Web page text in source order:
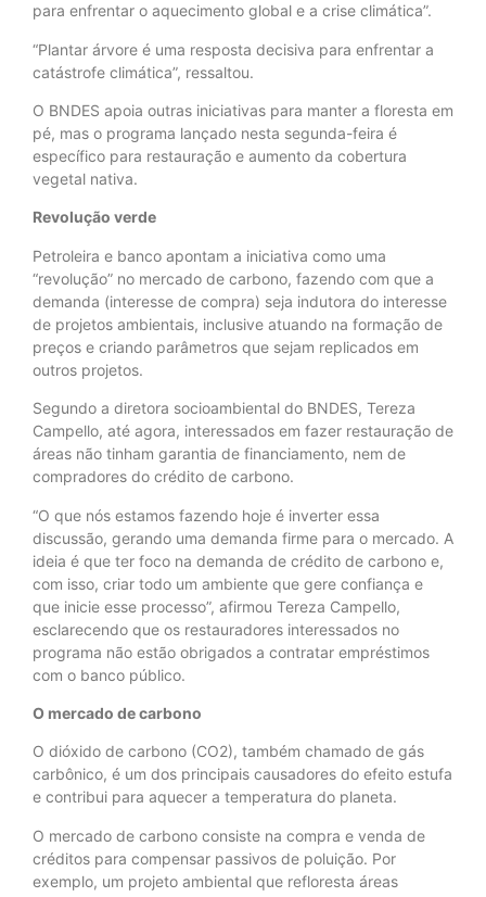
para enfrentar o aquecimento global e a crise climática”.
“Plantar árvore é uma resposta decisiva para enfrentar a
catástrofe climática”, ressaltou.
O BNDES apoia outras iniciativas para manter a floresta em
pé, mas o programa lançado nesta segunda-feira é
específico para restauração e aumento da cobertura
vegetal nativa.
Revolução verde
Petroleira e banco apontam a iniciativa como uma
“revolução” no mercado de carbono, fazendo com que a
demanda (interesse de compra) seja indutora do interesse
de projetos ambientais, inclusive atuando na formação de
preços e criando parâmetros que sejam replicados em
outros projetos.
Segundo a diretora socioambiental do BNDES, Tereza
Campello, até agora, interessados em fazer restauração de
áreas não tinham garantia de financiamento, nem de
compradores do crédito de carbono.
“O que nós estamos fazendo hoje é inverter essa
discussão, gerando uma demanda firme para o mercado. A
ideia é que ter foco na demanda de crédito de carbono e,
com isso, criar todo um ambiente que gere confiança e
que inicie esse processo”, afirmou Tereza Campello,
esclarecendo que os restauradores interessados no
programa não estão obrigados a contratar empréstimos
com o banco público.
O mercado de carbono
O dióxido de carbono (CO2), também chamado de gás
carbônico, é um dos principais causadores do efeito estufa
e contribui para aquecer a temperatura do planeta.
O mercado de carbono consiste na compra e venda de
créditos para compensar passivos de poluição. Por
exemplo, um projeto ambiental que refloresta áreas